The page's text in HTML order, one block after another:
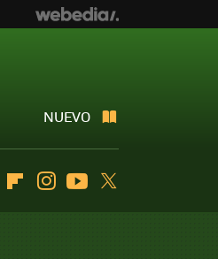
NUEVO
FlipboardInstagramYoutube